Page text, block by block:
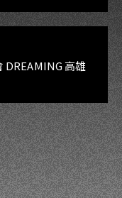
DREAMING 高雄